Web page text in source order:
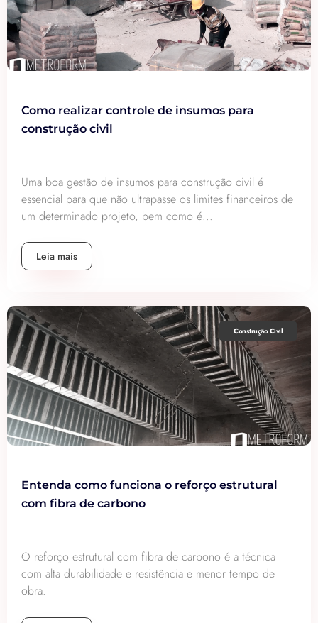
Como realizar controle de insumos para
construção civil
Uma boa gestão de insumos para construção civil é
essencial para que não ultrapasse os limites financeiros de
um determinado projeto, bem como é...
Leia mais
Construção Civil
Entenda como funciona o reforço estrutural
com fibra de carbono
O reforço estrutural com fibra de carbono é a técnica
com alta durabilidade e resistência e menor tempo de
obra.